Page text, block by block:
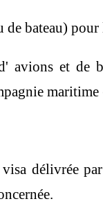
bateau)
avions et de
délivrée